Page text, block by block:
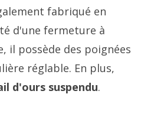
fabriqué en
d'une fermeture à
il possède des poignées
réglable. En plus,
d'ours suspendu.